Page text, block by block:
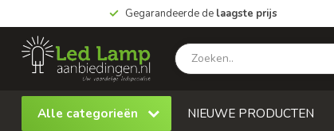
Gegarandeerde de laagste prijs
Alle categorieën NIEUWE PRODUCTEN